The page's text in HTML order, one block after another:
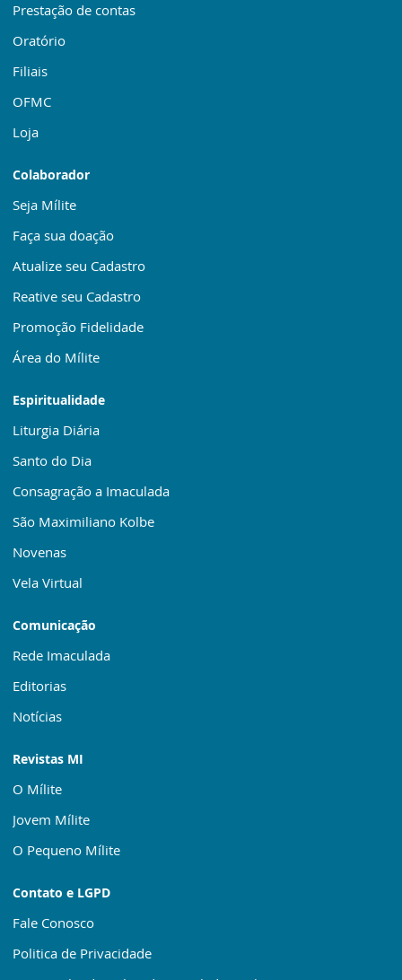
Prestação de contas
Oratório
Filiais
OFMC
Loja
Colaborador
Seja Mílite
Faça sua doação
Atualize seu Cadastro
Reative seu Cadastro
Promoção Fidelidade
Área do Mílite
Espiritualidade
Liturgia Diária
Santo do Dia
Consagração a Imaculada
São Maximiliano Kolbe
Novenas
Vela Virtual
Comunicação
Rede Imaculada
Editorias
Notícias
Revistas MI
O Mílite
Jovem Mílite
O Pequeno Mílite
Contato e LGPD
Fale Conosco
Politica de Privacidade